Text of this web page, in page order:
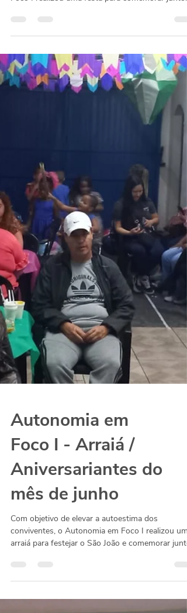
Pensando em elevar a autoestima e a
Foco I realizou uma festa para comemorar junto
aos...
Autonomia em
Foco I - Arraiá /
Aniversariantes do
mês de junho
Com objetivo de elevar a autoestima dos